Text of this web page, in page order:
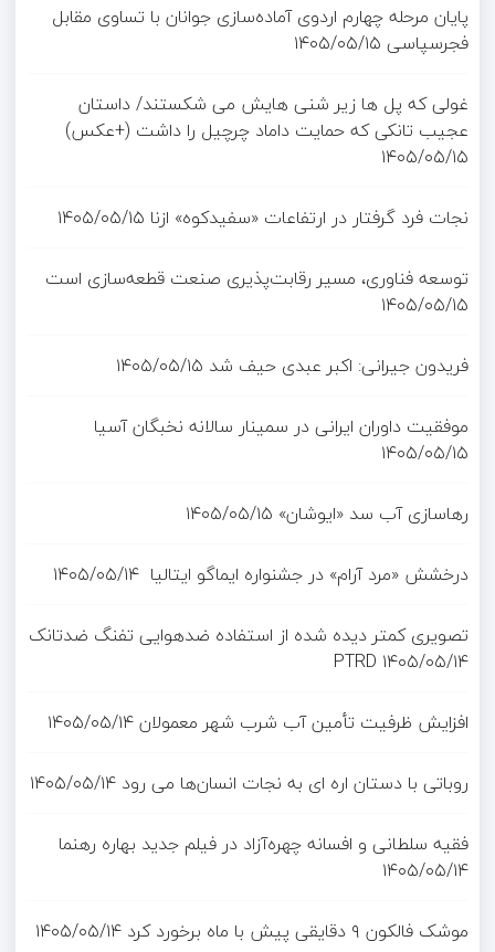
پایان مرحله چهارم اردوی آماده‌سازی جوانان با تساوی مقابل
فجرسپاسی ۱۴۰۵/۰۵/۱۵
غولی که پل ها زیر شنی هایش می شکستند/ داستان
عجیب تانکی که حمایت داماد چرچیل را داشت (+عکس)
۱۴۰۵/۰۵/۱۵
نجات فرد گرفتار در ارتفاعات «سفیدکوه» ازنا ۱۴۰۵/۰۵/۱۵
توسعه فناوری، مسیر رقابت‌پذیری صنعت قطعه‌سازی است
۱۴۰۵/۰۵/۱۵
فریدون جیرانی: اکبر عبدی حیف شد ۱۴۰۵/۰۵/۱۵
موفقیت داوران ایرانی در سمینار سالانه نخبگان آسیا
۱۴۰۵/۰۵/۱۵
رهاسازی آب سد «ایوشان» ۱۴۰۵/۰۵/۱۵
درخشش «مرد آرام» در جشنواره ایماگو ایتالیا ۱۴۰۵/۰۵/۱۴
تصویری کمتر دیده شده از استفاده ضدهوایی تفنگ ضدتانک
PTRD ۱۴۰۵/۰۵/۱۴
افزایش ظرفیت تأمین آب شرب شهر معمولان۱۴۰۵/۰۵/۱۴
روباتی با دستان اره ای به نجات انسان‌ها می رود ۱۴۰۵/۰۵/۱۴
فقیه سلطانی و افسانه چهره‌آزاد در فیلم جدید بهاره رهنما
۱۴۰۵/۰۵/۱۴
موشک فالکون ۹ دقایقی پیش با ماه برخورد کرد
۱۴۰۵/۰۵/۱۴